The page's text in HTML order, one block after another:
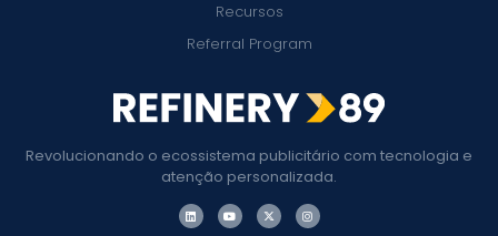
Revolucionando o ecossistema publicitário com tecnologia e
atenção personalizada.
Recursos
Referral Program